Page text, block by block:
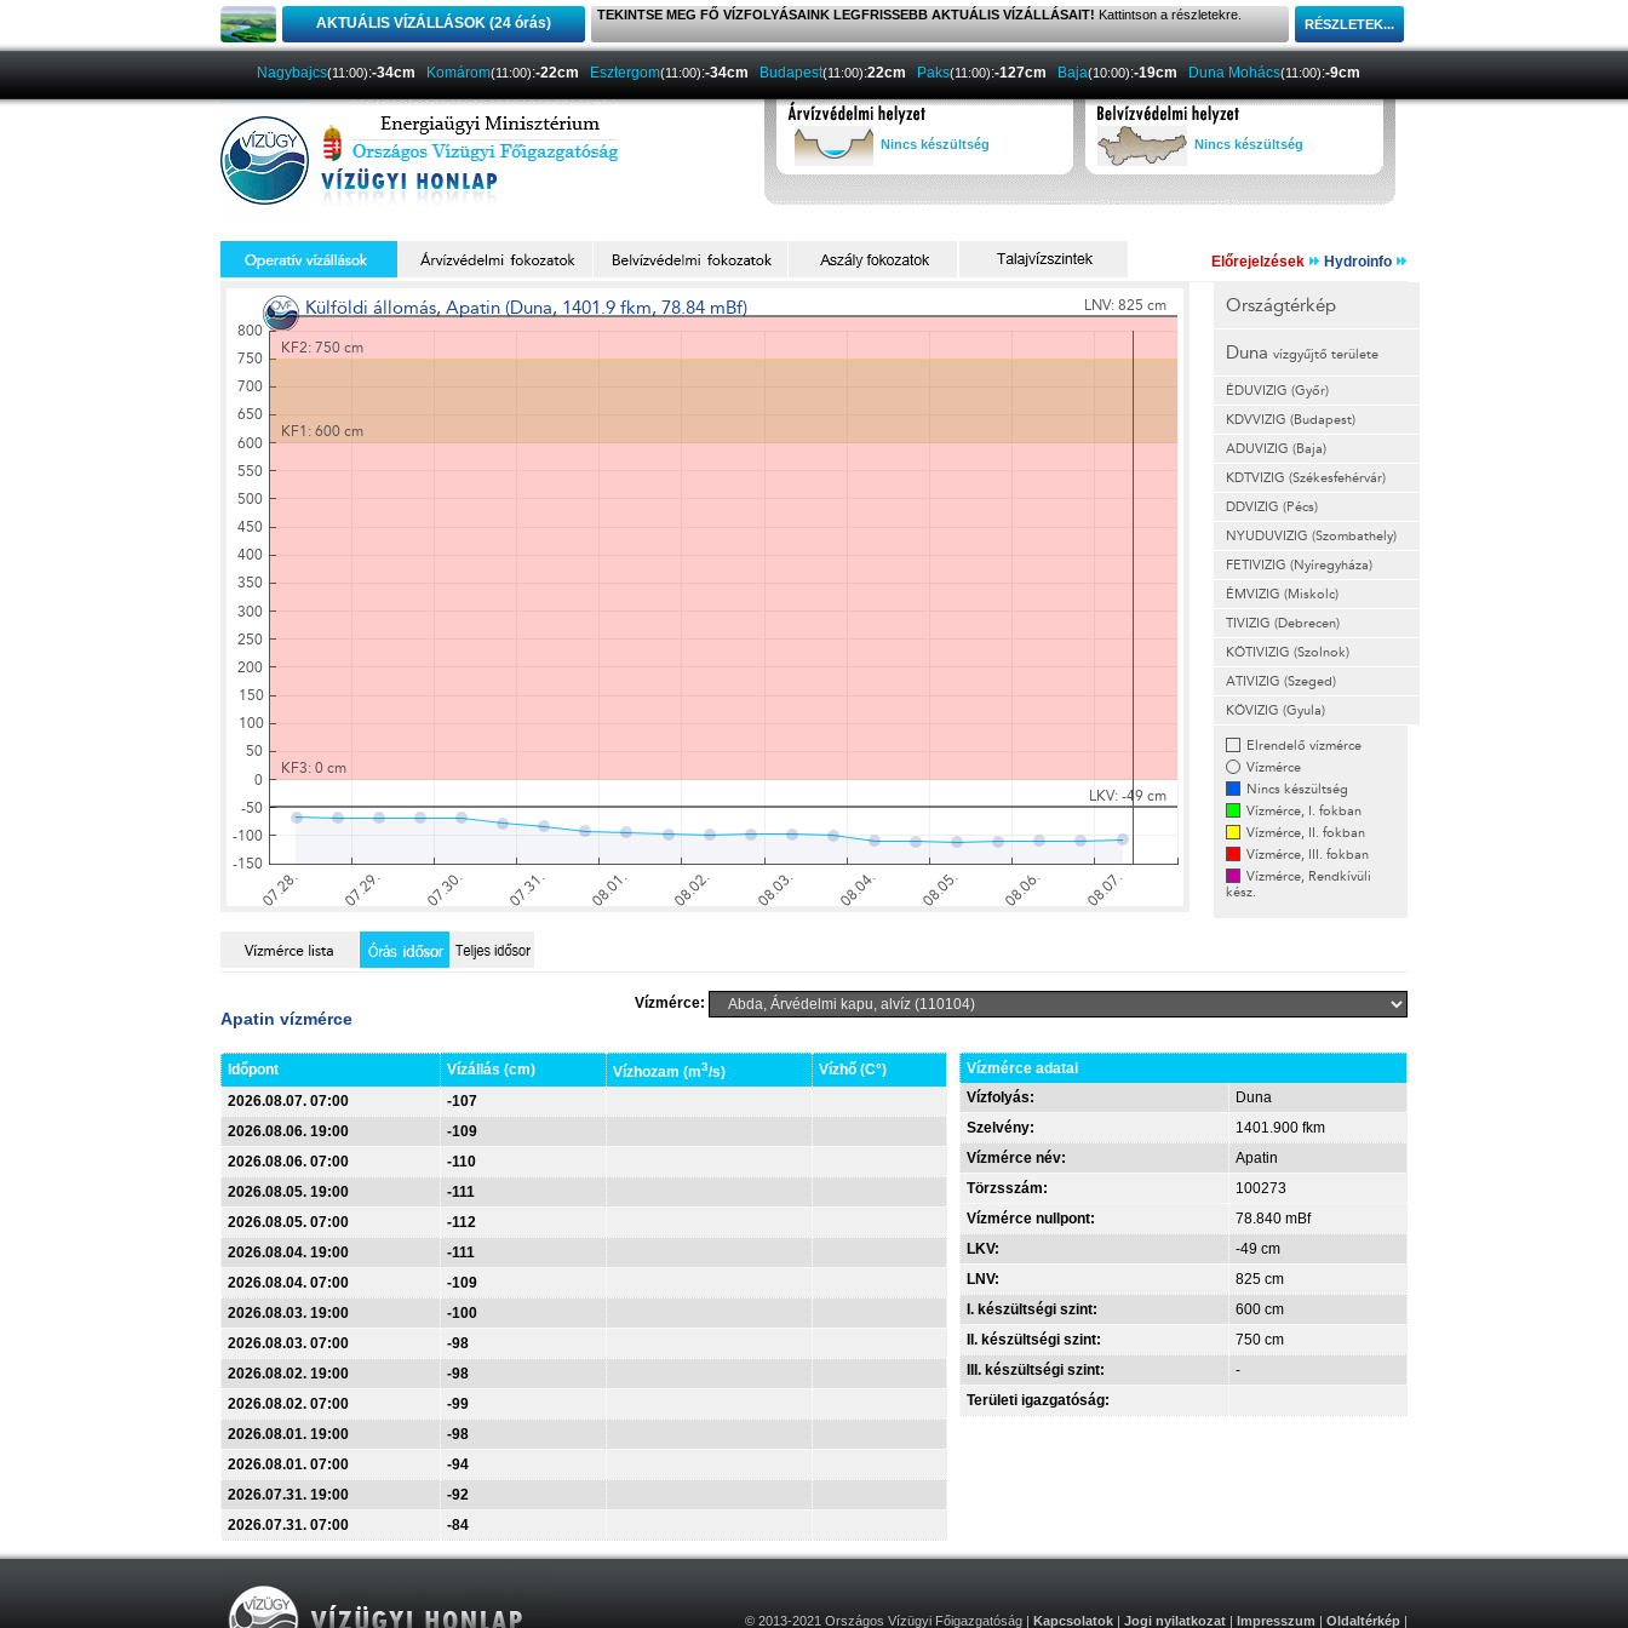
AKTUÁLIS VÍZÁLLÁSOK (24 órás) TEKINTSE MEG FŐ VÍZFOLYÁSAINK LEGFRISSEBB AKTUÁLIS VÍZÁLLÁSAIT! Kattintson a részletekre.
Nagybajcs(11:00):-34cm Komárom(11:00):-22cm Esztergom(11:00):-34cm Budapest(11:00):22cm Paks(11:00):-127cm Baja(10:00):-19cm Duna Mohács(11:00):-9cm
Nincs készültség Nincs készültség
Előrejelzések Hydroinfo
Országtérkép
Duna vízgyűjtő területe
ÉDUVIZIG (Győr)
KDVVIZIG (Budapest)
ADUVIZIG (Baja)
KDTVIZIG (Székesfehérvár)
DDVIZIG (Pécs)
NYUDUVIZIG (Szombathely)
FETIVIZIG (Nyíregyháza)
ÉMVIZIG (Miskolc)
TIVIZIG (Debrecen)
KÖTIVIZIG (Szolnok)
ATIVIZIG (Szeged)
KÖVIZIG (Gyula)
Elrendelő vízmérce
Vízmérce
Nincs készültség
Vízmérce, I. fokban
Vízmérce, II. fokban
Vízmérce, III. fokban
Vízmérce, Rendkívüli
kész.
Vízmérce:
Apatin vízmérce
Időpont Vízállás (cm) Vízhozam (m3/s)
Vízhő (C°)
2026.08.07. 07:00
-107
2026.08.06. 19:00
-109
2026.08.06. 07:00
-110
2026.08.05. 19:00
-111
2026.08.05. 07:00
-112
2026.08.04. 19:00
-111
2026.08.04. 07:00
-109
2026.08.03. 19:00
-100
2026.08.03. 07:00
-98
2026.08.02. 19:00
-98
2026.08.02. 07:00
-99
2026.08.01. 19:00
-98
2026.08.01. 07:00
-94
2026.07.31. 19:00
-92
2026.07.31. 07:00
-84
Vízmérce adatai
Vízfolyás:
Duna
Szelvény:
1401.900 fkm
Vízmérce név:
Apatin
Törzsszám:
100273
Vízmérce nullpont:
78.840 mBf
LKV:
-49 cm
LNV:
825 cm
I. készültségi szint:
600 cm
II. készültségi szint:
750 cm
III. készültségi szint:
-
Területi igazgatóság:
© 2013-2021 Országos Vízügyi Főigazgatóság | Kapcsolatok | Jogi nyilatkozat | Impresszum | Oldaltérkép |